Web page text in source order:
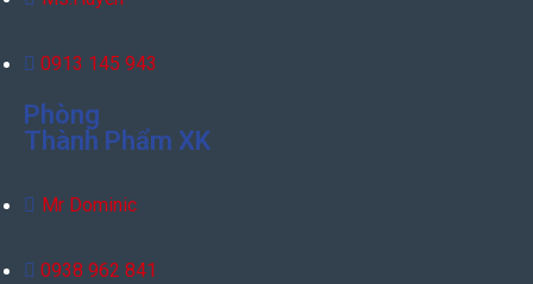
0913 145 943
Phòng
Thành Phẩm XK
Mr Dominic
0938 962 841